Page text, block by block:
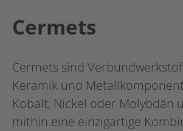
Cermets
Cermets sind
Keramik und
Kobalt, Nickel oder Molybdän
mithin eine einzigartige